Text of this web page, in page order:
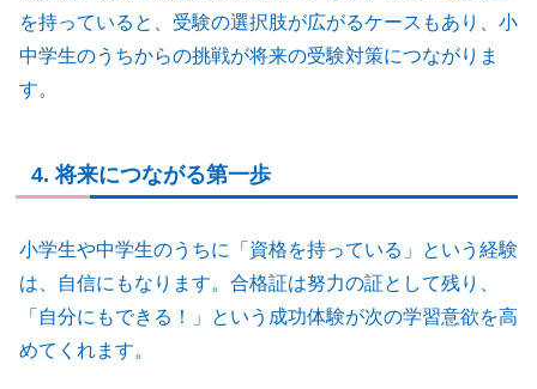
を持っていると、受験の選択肢が広がるケースもあり、小
中学生のうちからの挑戦が将来の受験対策につながりま
す。
4. 将来につながる第一歩
小学生や中学生のうちに「資格を持っている」という経験
は、自信にもなります。合格証は努力の証として残り、
「自分にもできる！」という成功体験が次の学習意欲を高
めてくれます。